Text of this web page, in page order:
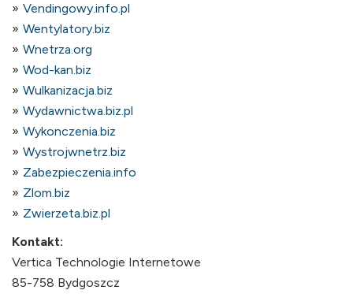
Vendingowy.info.pl
Wentylatory.biz
Wnetrza.org
Wod-kan.biz
Wulkanizacja.biz
Wydawnictwa.biz.pl
Wykonczenia.biz
Wystrojwnetrz.biz
Zabezpieczenia.info
Zlom.biz
Zwierzeta.biz.pl
Kontakt:
Vertica Technologie Internetowe
85-758 Bydgoszcz